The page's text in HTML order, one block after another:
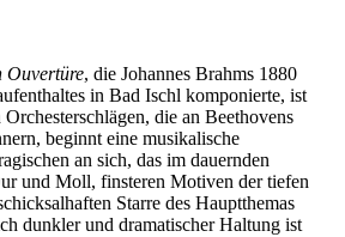
Ouvertüre, die Johannes Brahms 1880
in Bad Ischl komponierte, ist
die an Beethovens
beginnt eine musikalische
an sich, das im dauernden
und Moll, finsteren Motiven der tiefen
Starre des Hauptthemas
dunkler und dramatischer Haltung ist